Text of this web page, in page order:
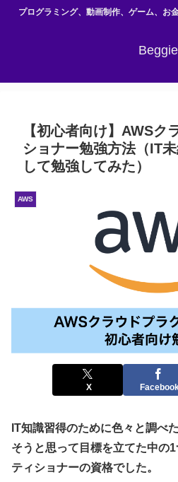
プログラミング、動画制作、ゲーム、お
Beggie
【初心者向け】AWSク
ショナー勉強方法（IT
して勉強してみた）
AWS
X
IT知識習得のために色々と調べ
そうと思って目標を立てた中の
ティショナーの資格でした。